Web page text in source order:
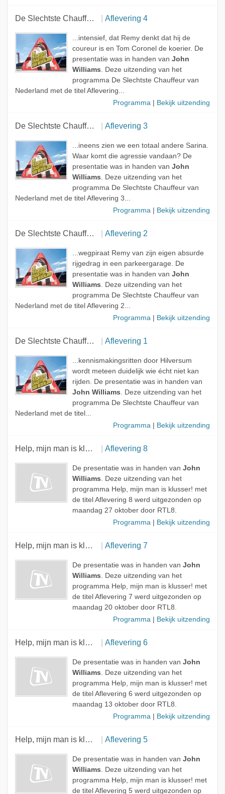
De Slechtste Chauffeur van Nederland Aflevering 4
...intensief, dat Remy denkt dat hij de
coureur is en Tom Coronel de koerier. De
presentatie was in handen van John
Williams. Deze uitzending van het
programma De Slechtste Chauffeur van
Nederland met de titel Aflevering...
Programma
Bekijk uitzending
De Slechtste Chauffeur van Nederland Aflevering 3
...ineens zien we een totaal andere Sarina.
Waar komt die agressie vandaan? De
presentatie was in handen van John
Williams. Deze uitzending van het
programma De Slechtste Chauffeur van
Nederland met de titel Aflevering 3...
Programma
Bekijk uitzending
De Slechtste Chauffeur van Nederland Aflevering 2
...wegpiraat Remy van zijn eigen absurde
rijgedrag in een parkeergarage. De
presentatie was in handen van John
Williams. Deze uitzending van het
programma De Slechtste Chauffeur van
Nederland met de titel Aflevering 2...
Programma
Bekijk uitzending
De Slechtste Chauffeur van Nederland Aflevering 1
...kennismakingsritten door Hilversum
wordt meteen duidelijk wie écht niet kan
rijden. De presentatie was in handen van
John Williams. Deze uitzending van het
programma De Slechtste Chauffeur van
Nederland met de titel...
Programma
Bekijk uitzending
Help, mijn man is klusser! Aflevering 8
De presentatie was in handen van John
Williams. Deze uitzending van het
programma Help, mijn man is klusser! met
de titel Aflevering 8 werd uitgezonden op
maandag 27 oktober door RTL8.
Programma
Bekijk uitzending
Help, mijn man is klusser! Aflevering 7
De presentatie was in handen van John
Williams. Deze uitzending van het
programma Help, mijn man is klusser! met
de titel Aflevering 7 werd uitgezonden op
maandag 20 oktober door RTL8.
Programma
Bekijk uitzending
Help, mijn man is klusser! Aflevering 6
De presentatie was in handen van John
Williams. Deze uitzending van het
programma Help, mijn man is klusser! met
de titel Aflevering 6 werd uitgezonden op
maandag 13 oktober door RTL8.
Programma
Bekijk uitzending
Help, mijn man is klusser! Aflevering 5
De presentatie was in handen van John
Williams. Deze uitzending van het
programma Help, mijn man is klusser! met
de titel Aflevering 5 werd uitgezonden op